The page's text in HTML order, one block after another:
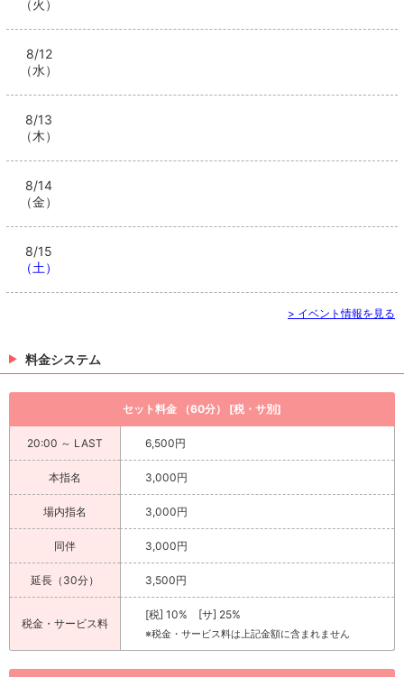
（火）
8/12
（水）
8/13
（木）
8/14
（金）
8/15
（土）
> イベント情報を見る
料金システム
セット料金 （60分） [税・サ別]
20:00 ～ LAST 6,500円
本指名 3,000円
場内指名 3,000円
同伴 3,000円
延長（30分） 3,500円
税金・サービス料
[税] 10% [サ] 25%
※税金・サービス料は上記金額に含まれません